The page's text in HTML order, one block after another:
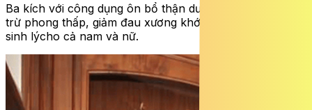
Ba kích với công dụng ôn bổ thận dương, mạnh gân cốt,
trừ phong thấp, giảm đau xương khớp và tăng cường
sinh lýcho cả nam và nữ.